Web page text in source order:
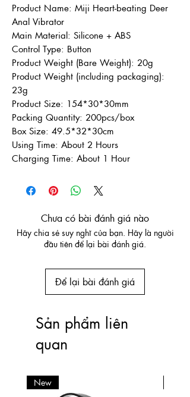
Product Name: Miji Heart-beating Deer
Anal Vibrator
Main Material: Silicone + ABS
Control Type: Button
Product Weight (Bare Weight): 20g
Product Weight (including packaging):
23g
Product Size: 154*30*30mm
Packing Quantity: 200pcs/box
Box Size: 49.5*32*30cm
Using Time: About 2 Hours
Charging Time: About 1 Hour
Chưa có bài đánh giá nào
Hãy chia sẻ suy nghĩ của bạn. Hãy là người
đầu tiên để lại bài đánh giá.
Để lại bài đánh giá
Sản phẩm liên
quan
New